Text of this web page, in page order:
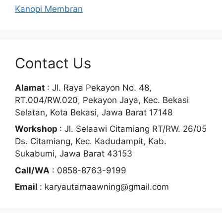
Kanopi Membran
Contact Us
Alamat : Jl. Raya Pekayon No. 48,
RT.004/RW.020, Pekayon Jaya, Kec. Bekasi
Selatan, Kota Bekasi, Jawa Barat 17148
Workshop : Jl. Selaawi Citamiang RT/RW. 26/05
Ds. Citamiang, Kec. Kadudampit, Kab.
Sukabumi, Jawa Barat 43153
Call/WA : 0858-8763-9199
Email : karyautamaawning@gmail.com